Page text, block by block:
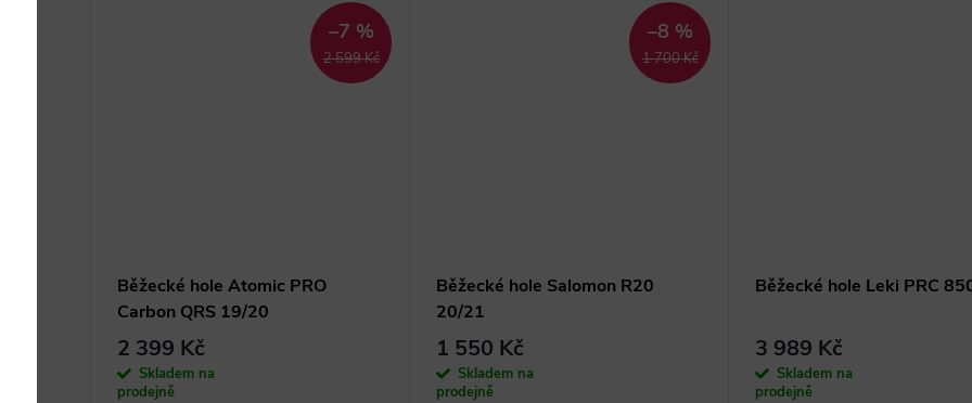
2 599 Kč
–7 %
Běžecké hole Atomic PRO
Carbon QRS 19/20
2 399 Kč
Skladem na
prodejně
1 700 Kč
–8 %
Běžecké hole Salomon R20
20/21
1 550 Kč
Skladem na
prodejně
Běžecké hole Leki PRC
3 989 Kč
Skladem na
prodejně